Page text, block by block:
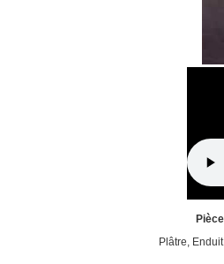
Plâtre,